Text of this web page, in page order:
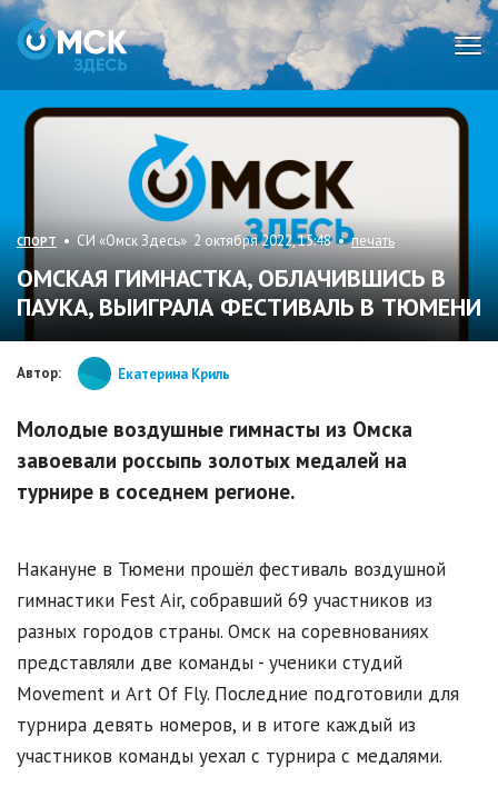
СПОРТ • СИ «Омск Здесь» 2 октября 2022, 15:48 •печать
ОМСКАЯ ГИМНАСТКА, ОБЛАЧИВШИСЬ В
ПАУКА, ВЫИГРАЛА ФЕСТИВАЛЬ В ТЮМЕНИ
Автор: Екатерина Криль
Молодые воздушные гимнасты из Омска
завоевали россыпь золотых медалей на
турнире в соседнем регионе.
Накануне в Тюмени прошёл фестиваль воздушной
гимнастики Fest Air, собравший 69 участников из
разных городов страны. Омск на соревнованиях
представляли две команды - ученики студий
Movement и Art Of Fly. Последние подготовили для
турнира девять номеров, и в итоге каждый из
участников команды уехал с турнира с медалями.